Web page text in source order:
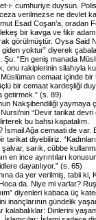
i- cumhuriye duysun.
verilmezse ne devlet
Esad Coşan’a, oradan
bir kavga ve fikir
görülmüştür. Oysa Said
yoktur” diyerek
“En geniş manada
onu rakiplerinin silahıyla
cemaat içinde
bir cemaat kardeşliği
getirmek.” (s. 89)
Nakşibendiliği yaymaya
“Devir tarikat devri
bu bahsi kapatalım.
Ağa cemaati de var.
tarikat diyebiliriz.
sarık, cübbe
en ince ayrıntıları
dayatılıyor.” (s. 65)
da yer verilmiş, tabii ki,
da. Niye mi varlar?
diyenleri kabaca üç
inançlarının gündelik
kalabalıklar: Dinlerini